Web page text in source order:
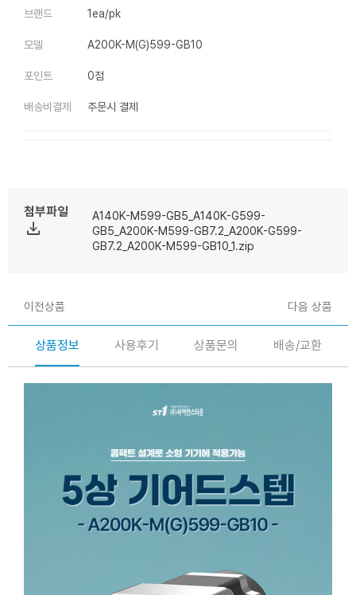
브랜드 1ea/pk
모델 A200K-M(G)599-GB10
포인트 0점
배송비결제 주문시 결제
첨부파일
file_download
A140K-M599-GB5_A140K-G599-
GB5_A200K-M599-GB7.2_A200K-G599-
GB7.2_A200K-M599-GB10_1.zip
이전상품 다음 상품
상품정보 사용후기 상품문의 배송/교환